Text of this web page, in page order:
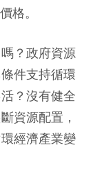
格。
？政府資源
件支持循環
？沒有健全
資源配置，
經濟產業變